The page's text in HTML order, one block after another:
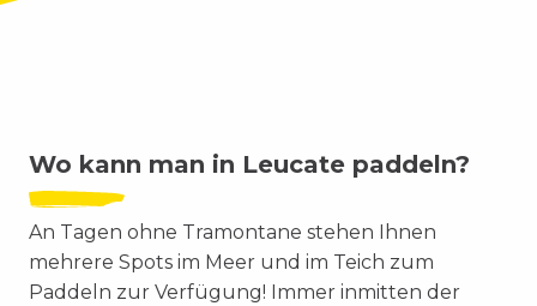
Wo kann man in Leucate paddeln?
An Tagen ohne Tramontane stehen Ihnen
mehrere Spots im Meer und im Teich zum
Paddeln zur Verfügung! Immer inmitten der